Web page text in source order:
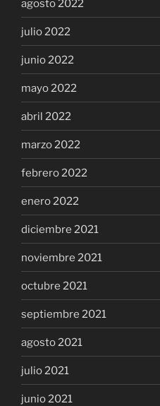
agosto 2022
julio 2022
junio 2022
mayo 2022
abril 2022
marzo 2022
febrero 2022
enero 2022
diciembre 2021
noviembre 2021
octubre 2021
septiembre 2021
agosto 2021
julio 2021
junio 2021